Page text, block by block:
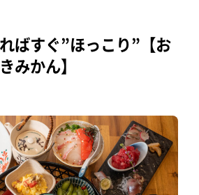
料金プラン
ダウンロード
ばすぐ”ほっこり”【お
みかん】